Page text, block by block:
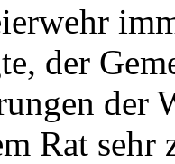
der
der
Rat sehr